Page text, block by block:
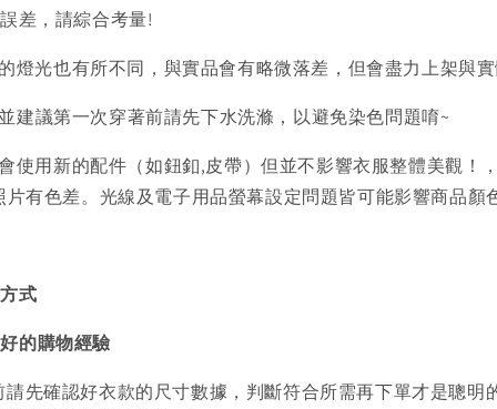
差，請綜合考量!
光也有所不同，與實品會有略微落差，但會盡力上架與
議第一次穿著前請先下水洗滌，以避免染色問題唷~
用新的配件（如鈕釦,皮帶）但並不影響衣服整體美觀！
有色差。光線及電子用品螢幕設定問題皆可能影響商品
式
的購物經驗
請先確認好衣款的尺寸數據，判斷符合所需再下單才是聰明